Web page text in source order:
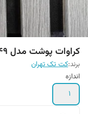
کراوات پوشت مدل 849
برند:کت تک تهران
اندازه
1